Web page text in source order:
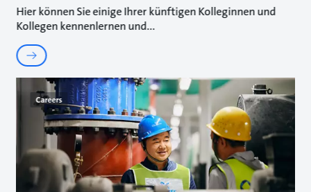
Hier können Sie einige Ihrer künftigen Kolleginnen und
Kollegen kennenlernen und
Careers